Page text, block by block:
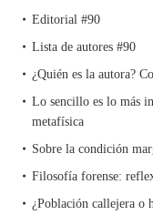
Editorial #90
Lista de autores #90
¿Quién es la autora?
Lo sencillo es lo más
metafísica
Sobre la condición
Filosofía forense:
¿Población callejera o